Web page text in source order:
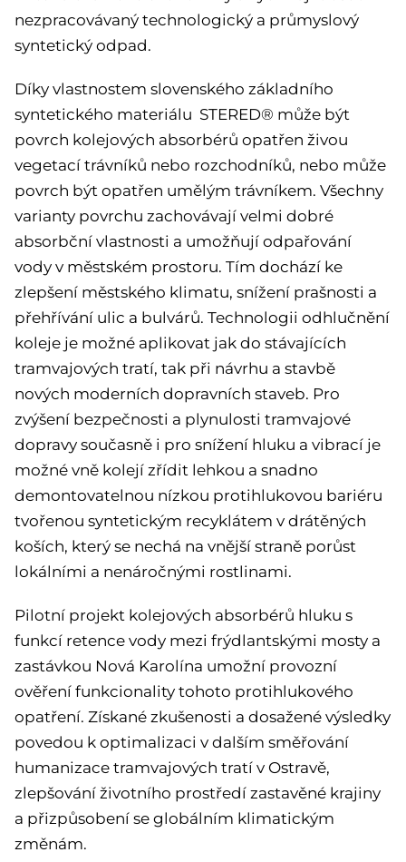
nezpracovávaný technologický a průmyslový
syntetický odpad.
Díky vlastnostem slovenského základního
syntetického materiálu STERED® může být
povrch kolejových absorbérů opatřen živou
vegetací trávníků nebo rozchodníků, nebo může
povrch být opatřen umělým trávníkem. Všechny
varianty povrchu zachovávají velmi dobré
absorbční vlastnosti a umožňují odpařování
vody v městském prostoru. Tím dochází ke
zlepšení městského klimatu, snížení prašnosti a
přehřívání ulic a bulvárů. Technologii odhlučnění
koleje je možné aplikovat jak do stávajících
tramvajových tratí, tak při návrhu a stavbě
nových moderních dopravních staveb. Pro
zvýšení bezpečnosti a plynulosti tramvajové
dopravy současně i pro snížení hluku a vibrací je
možné vně kolejí zřídit lehkou a snadno
demontovatelnou nízkou protihlukovou bariéru
tvořenou syntetickým recyklátem v drátěných
koších, který se nechá na vnější straně porůst
lokálními a nenáročnými rostlinami.
Pilotní projekt kolejových absorbérů hluku s
funkcí retence vody mezi frýdlantskými mosty a
zastávkou Nová Karolína umožní provozní
ověření funkcionality tohoto protihlukového
opatření. Získané zkušenosti a dosažené výsledky
povedou k optimalizaci v dalším směřování
humanizace tramvajových tratí v Ostravě,
zlepšování životního prostředí zastavěné krajiny
a přizpůsobení se globálním klimatickým
změnám.